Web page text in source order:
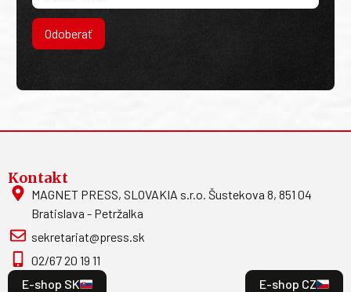
Odoberať
Kontakt
MAGNET PRESS, SLOVAKIA s.r.o. Šustekova 8, 851 04
Bratislava - Petržalka
sekretariat@press.sk
02/67 20 19 11
E-shop SK
E-shop CZ